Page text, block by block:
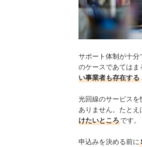
サポート体制が十分
のケースであてはま
い事業者も存在する
光回線のサービス
ありません。たとえ
けたいところです。
申込みを決める前に